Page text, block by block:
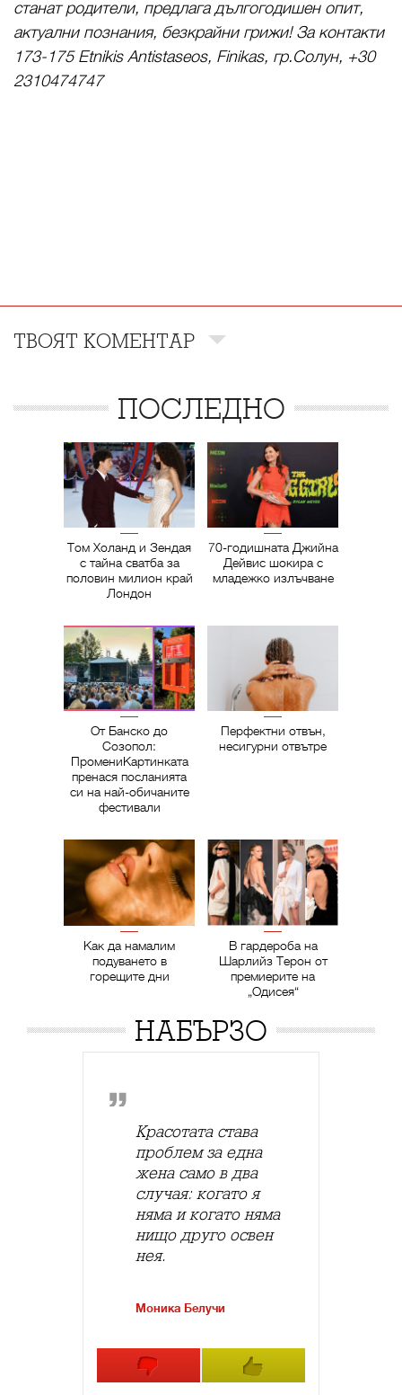
станат родители, предлага дългогодишен опит,
актуални познания, безкрайни грижи! За контакти
173-175 Etnikis Antistaseos, Finikas, гр.Солун, +30
2310474747
ТВОЯТ КОМЕНТАР
ПОСЛЕДНО
Том Холанд и Зендая
с тайна сватба за
половин милион край
Лондон
70-годишната Джийна
Дейвис шокира с
младежко излъчване
От Банско до
Созопол:
ПромениКартинката
пренася посланията
си на най-обичаните
фестивали
Перфектни отвън,
несигурни отвътре
Как да намалим
подуването в
горещите дни
В гардероба на
Шарлийз Терон от
премиерите на
„Одисея“
НАБЪРЗО
Красотата става
проблем за една
жена само в два
случая: когато я
няма и когато няма
нищо друго освен
нея.
Моника Белучи